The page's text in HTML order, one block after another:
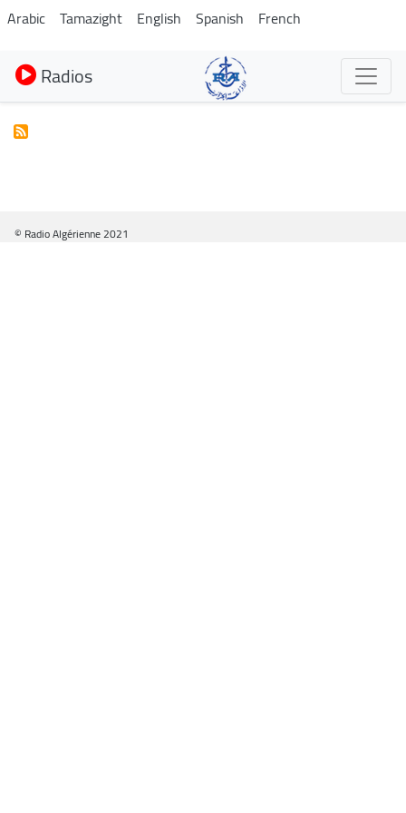
Aller
au
contenu
principal
Arabic Tamazight English Spanish French
Radios
© Radio Algérienne 2021